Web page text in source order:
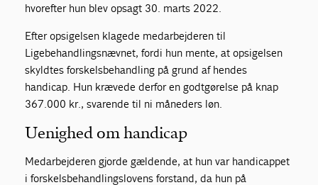
hvorefter hun blev opsagt 30. marts 2022.
Efter opsigelsen klagede medarbejderen til
Ligebehandlingsnævnet, fordi hun mente, at opsigelsen
skyldtes forskelsbehandling på grund af hendes
handicap. Hun krævede derfor en godtgørelse på knap
367.000 kr., svarende til ni måneders løn.
Uenighed om handicap
Medarbejderen gjorde gældende, at hun var handicappet
i forskelsbehandlingslovens forstand, da hun på